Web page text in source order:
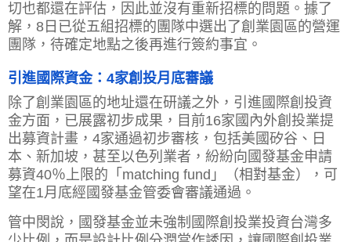
切也都還在評估，因此並沒有重新招標的問題。據了
解，8日已從五組招標的團隊中選出了創業園區的營運
團隊，待確定地點之後再進行簽約事宜。
引進國際資金：4家創投月底審議
除了創業園區的地址還在研議之外，引進國際創投資
金方面，已展露初步成果，目前16家國內外創投業提
出募資計畫，4家通過初步審核，包括美國矽谷、日
本、新加坡，甚至以色列業者，紛紛向國發基金申請
募資40％上限的「matching fund」（相對基金），可
望在1月底經國發基金管委會審議通過。
管中閔說，國發基金並未強制國際創投業投資台灣多